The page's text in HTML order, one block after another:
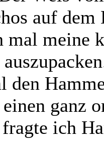
auf
mal meine
den
ganz
ich